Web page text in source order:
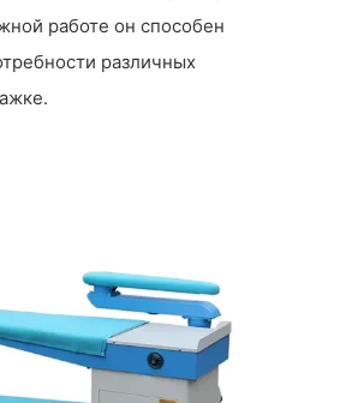
работе он способен
различных